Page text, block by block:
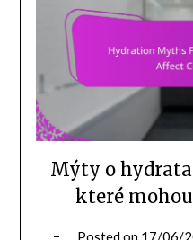
Mýty o
které
Posted on 17/06/